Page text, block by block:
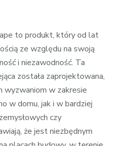
Wytrzymałość
Amerykańskiej
Taśmy
Tuff
Tape
to produkt, który od lat
ze względu na swoją
i niezawodność. Ta
została zaprojektowana,
wyzwaniom w zakresie
w domu, jak i w bardziej
czy
że jest niezbędnym